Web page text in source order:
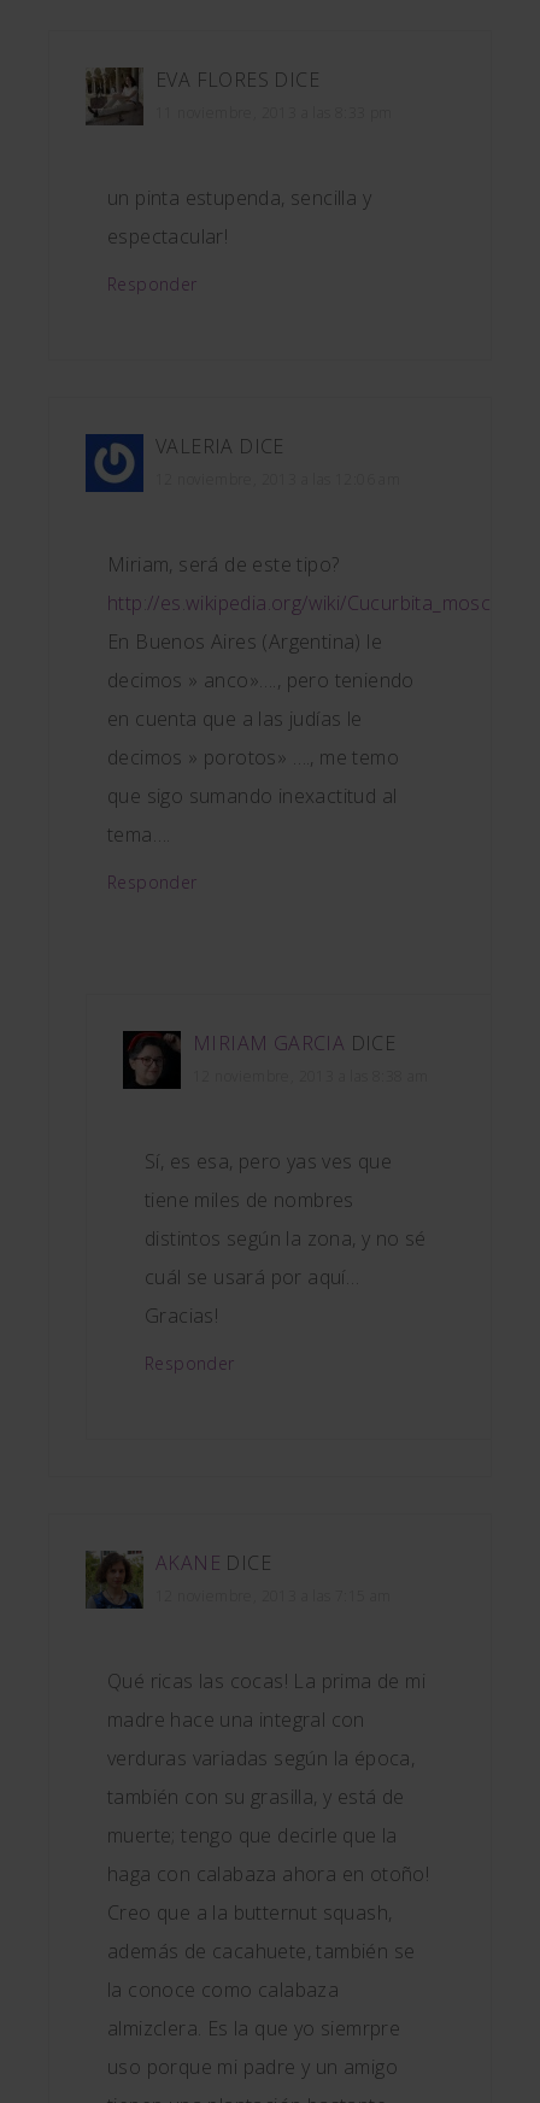
EVA FLORES DICE
un pinta estupenda, sencilla y
espectacular!
Responder
VALERIA DICE
Miriam, será de este tipo?
http://es.wikipedia.org/wiki/Cucurbita_moschata
En Buenos Aires (Argentina) le
decimos » anco»…., pero teniendo
en cuenta que a las judías le
decimos » porotos» …., me temo
que sigo sumando inexactitud al
tema….
Responder
MIRIAM GARCIA DICE
Sí, es esa, pero yas ves que
tiene miles de nombres
distintos según la zona, y no sé
cuál se usará por aquí…
Gracias!
Responder
AKANE DICE
Qué ricas las cocas! La prima de mi
madre hace una integral con
verduras variadas según la época,
también con su grasilla, y está de
muerte; tengo que decirle que la
haga con calabaza ahora en otoño!
Creo que a la butternut squash,
además de cacahuete, también se
la conoce como calabaza
almizclera. Es la que yo siemrpre
uso porque mi padre y un amigo